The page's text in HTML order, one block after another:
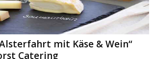
mit Käse & Wein“
Catering